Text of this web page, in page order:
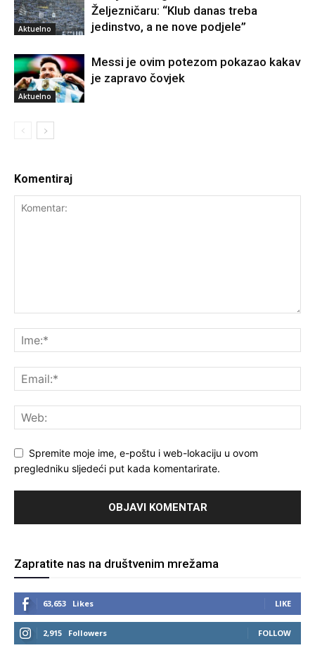
Aktuelno
Željezničaru: “Klub danas treba
jedinstvo, a ne nove podjele”
Aktuelno
Messi je ovim potezom pokazao kakav
je zapravo čovjek
Komentiraj
Spremite moje ime, e-poštu i web-lokaciju u ovom
pregledniku sljedeći put kada komentarirate.
Zapratite nas na društvenim mrežama
63,653 Likes LIKE
2,915 Followers FOLLOW